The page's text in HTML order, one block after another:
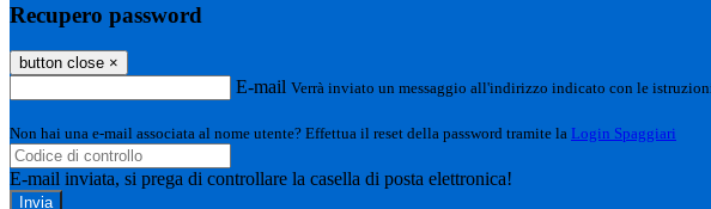
Recupero password
button close ×
E-mail Verrà inviato un messaggio all'indirizzo indicato con le
Non hai una e-mail associata al nome utente? Effettua il reset della password tramite la Login Spaggiari
E-mail inviata, si prega di controllare la casella di posta elettronica!